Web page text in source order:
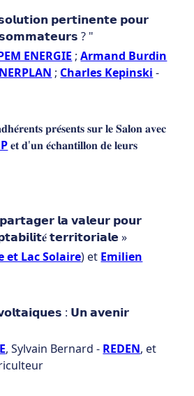
𝗽𝗲𝗿𝘁𝗶𝗻𝗲𝗻𝘁𝗲 𝗽𝗼𝘂𝗿
? "
ENERGIE ;Armand Burdin
; Charles Kepinski -
𝐩𝐫𝐞́𝐬𝐞𝐧𝐭𝐬 𝐬𝐮𝐫 𝐥𝐞 𝐒𝐚𝐥𝐨𝐧 𝐚𝐯𝐞𝐜
𝐞𝐭 𝐝'𝐮𝐧 𝐞́𝐜𝐡𝐚𝐧𝐭𝐢𝐥𝐥𝐨𝐧 𝐝𝐞 𝐥𝐞𝐮𝐫𝐬
𝗹𝗮 𝘃𝗮𝗹𝗲𝘂𝗿 𝗽𝗼𝘂𝗿
𝘁𝗲𝗿𝗿𝗶𝘁𝗼𝗿𝗶𝗮𝗹𝗲 »
et Lac Solaire) et Emilien
: 𝗨𝗻 𝗮𝘃𝗲𝗻𝗶𝗿
, Sylvain Bernard - REDEN, et